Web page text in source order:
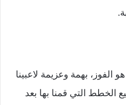
الفوز، بهمة وعزيمة لاعبينا
الخطط التي قمنا بها بعد